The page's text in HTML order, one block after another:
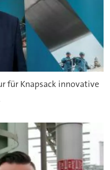
für Knapsack innovative